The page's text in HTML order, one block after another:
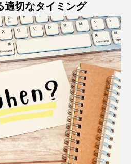
適切なタイミング